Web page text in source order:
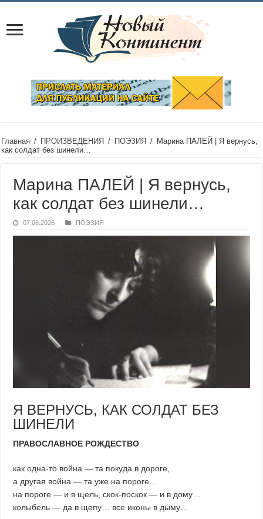
Главная / ПРОИЗВЕДЕНИЯ / ПОЭЗИЯ / Марина ПАЛЕЙ | Я вернусь,
как солдат без шинели…
Марина ПАЛЕЙ | Я вернусь,
как солдат без шинели…
07.06.2026 ПОЭЗИЯ
Я ВЕРНУСЬ, КАК СОЛДАТ БЕЗ
ШИНЕЛИ
ПРАВОСЛАВНОЕ РОЖДЕСТВО
как одна-то война — та покуда в дороге,
а другая война — та уже на пороге…
на пороге — и в щель, скок-поскок — и в дому…
колыбель — да в щепу… все иконы в дыму…